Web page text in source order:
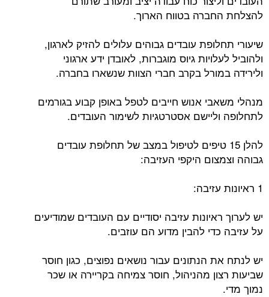
להצלחת החברה בטווח הארוך.
שיעורי תחלופת עובדים גבוהים עלולים להזיק לארגון,
ולהוביל לעלויות גיוס מוגברות, לאובדן ידע ארגוני
ולירידה במורל בקרב חברי הצוות שנשארו בחברה.
מנהלי משאבי אנוש חייבים לטפל באופן קבוע בגורמים
לתחלופה וליישם אסטרטגיות לשימור העובדים.
להלן 15 טיפים לטיפול במצב של תחלופת עובדים
גבוהה וצמצום היקפי העזיבה:
1 ראיונות עזיבה:
יש לערוך ראיונות עזיבה יסודיים עם העובדים שמודיעים
על עזיבה כדי להבין מדוע הם עוזבים.
יש לנתח את הנתונים עבור נושאים נפוצים, כגון חוסר
שביעות רצון מהניהול, חוסר צמיחה בקריירה או שכר
נמוך מדי.